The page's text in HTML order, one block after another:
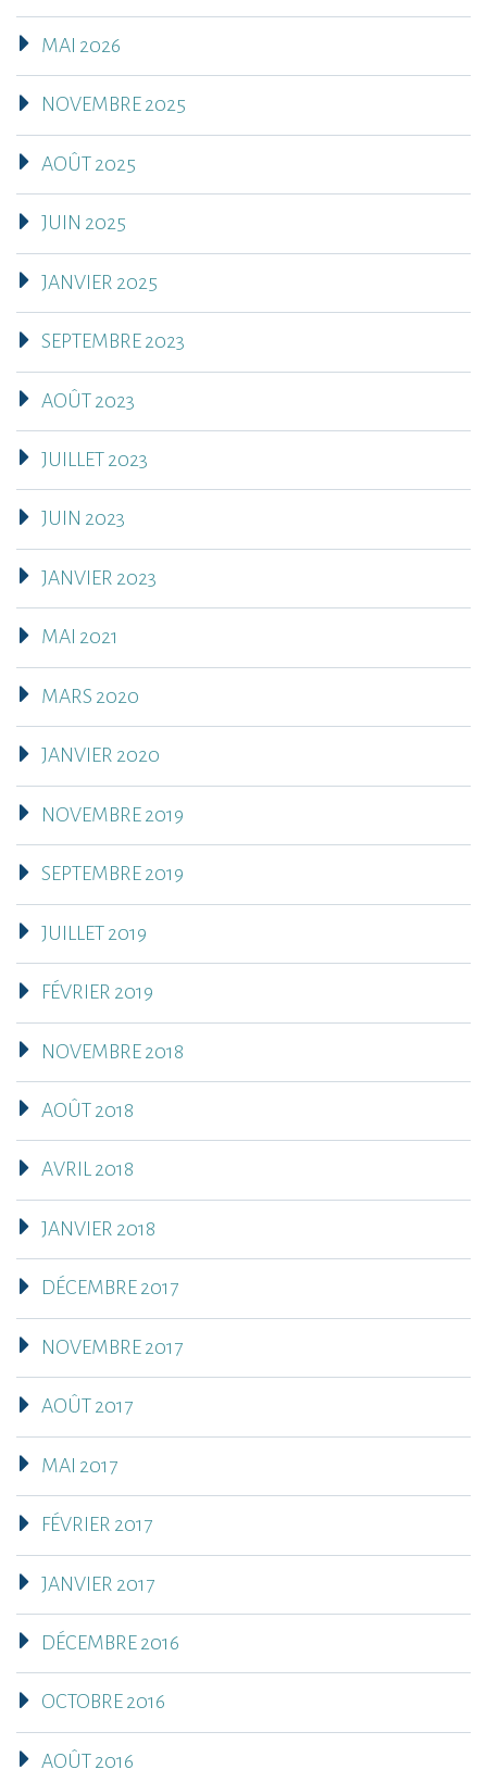
MAI 2026
NOVEMBRE 2025
AOÛT 2025
JUIN 2025
JANVIER 2025
SEPTEMBRE 2023
AOÛT 2023
JUILLET 2023
JUIN 2023
JANVIER 2023
MAI 2021
MARS 2020
JANVIER 2020
NOVEMBRE 2019
SEPTEMBRE 2019
JUILLET 2019
FÉVRIER 2019
NOVEMBRE 2018
AOÛT 2018
AVRIL 2018
JANVIER 2018
DÉCEMBRE 2017
NOVEMBRE 2017
AOÛT 2017
MAI 2017
FÉVRIER 2017
JANVIER 2017
DÉCEMBRE 2016
OCTOBRE 2016
AOÛT 2016